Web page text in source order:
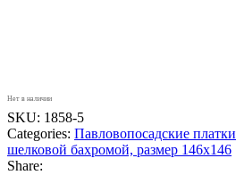
Нет в наличии
SKU: 1858-5
Categories: Павловопосадские платки
шелковой бахромой, размер 146х146
Share: